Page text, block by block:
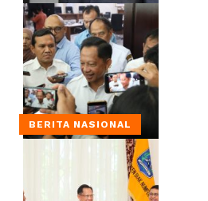
BERITA NASIONAL